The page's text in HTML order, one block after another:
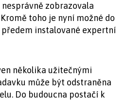
zobrazovala
toho je nyní možné do
instalované expertní
několika užitečnými
může být odstraněna
Do budoucna postačí k